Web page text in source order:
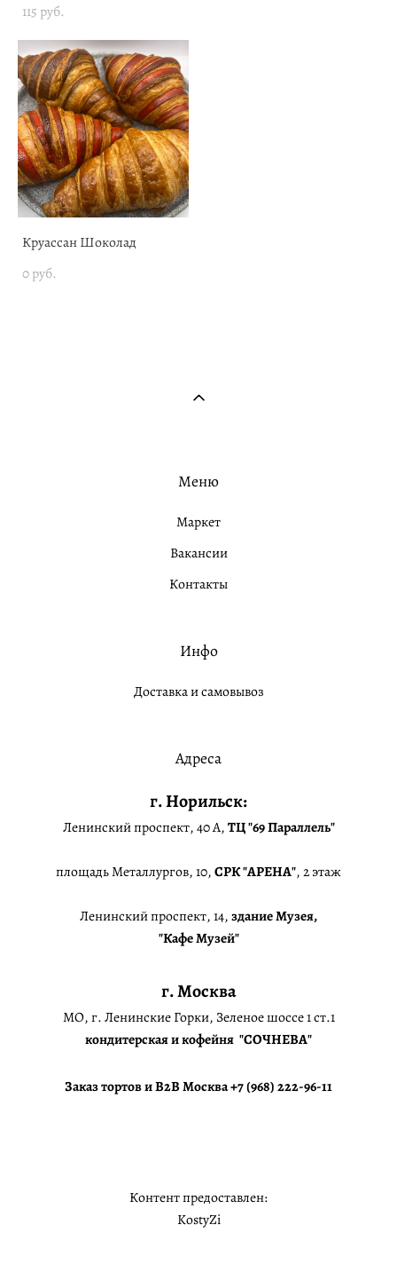
115 pуб.
Круассан Шоколад
0 pуб.
Меню
Маркет
Вакансии
Контакты
Инфо
Доставка и самовывоз
Адреса
г. Норильск:
Ленинский проспект, 40 А,ТЦ "69 Параллель"
площадь Металлургов, 10,СРК "АРЕНА", 2 этаж
Ленинский проспект, 14,здание Музея,
"Кафе Музей"
г. Москва
МО, г. Ленинские Горки, Зеленое шоссе 1 ст.1
кондитерская и кофейня "СОЧНЕВА"
Заказ тортов и B2B Москва +7 (968) 222-96-11
Контент предоставлен:
KostyZi